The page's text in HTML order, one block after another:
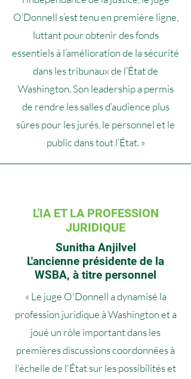
O’Donnell s’est tenu en première ligne,
luttant pour obtenir des fonds
essentiels à l’amélioration de la sécurité
dans les tribunaux de l’État de
Washington. Son leadership a permis
de rendre les salles d’audience plus
sûres pour les jurés, le personnel et le
public dans tout l’État. »
L'IA ET LA PROFESSION
JURIDIQUE
Sunitha Anjilvel
L'ancienne présidente de la
WSBA, à titre personnel
« Le juge O'Donnell a dynamisé la
profession juridique à Washington et a
joué un rôle important dans les
premières discussions coordonnées à
l'échelle de l'État sur les possibilités et